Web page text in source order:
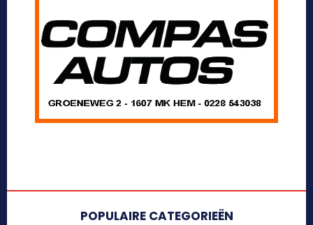
POPULAIRE CATEGORIEËN